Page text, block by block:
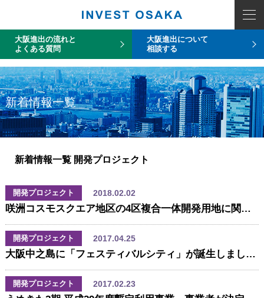
大阪進出の流れと
よくある質問
大阪進出について
相談する
新着情報一覧
新着情報一覧開発プロジェクト
開発プロジェクト 2018.02.02
咲洲コスモスクエア地区の4区複合一体開発用地に関して事業予定者が決定しました！
開発プロジェクト 2017.04.25
大阪中之島に「フェスティバルシティ」が誕生しました。
開発プロジェクト 2017.02.23